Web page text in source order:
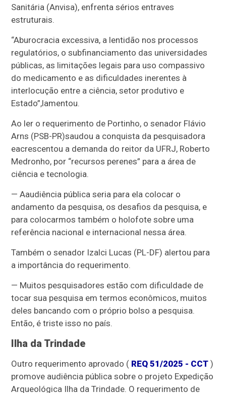
Sanitária (Anvisa), enfrenta sérios entraves
estruturais.
“Aburocracia excessiva, a lentidão nos processos
regulatórios, o subfinanciamento das universidades
públicas, as limitações legais para uso compassivo
do medicamento e as dificuldades inerentes à
interlocução entre a ciência, setor produtivo e
Estado”,lamentou.
Ao ler o requerimento de Portinho, o senador Flávio
Arns (PSB-PR)saudou a conquista da pesquisadora
eacrescentou a demanda do reitor da UFRJ, Roberto
Medronho, por “recursos perenes” para a área de
ciência e tecnologia.
— Aaudiência pública seria para ela colocar o
andamento da pesquisa, os desafios da pesquisa, e
para colocarmos também o holofote sobre uma
referência nacional e internacional nessa área.
Também o senador Izalci Lucas (PL-DF) alertou para
a importância do requerimento.
— Muitos pesquisadores estão com dificuldade de
tocar sua pesquisa em termos econômicos, muitos
deles bancando com o próprio bolso a pesquisa.
Então, é triste isso no país.
Ilha da Trindade
Outro requerimento aprovado ( REQ 51/2025 - CCT )
promove audiência pública sobre o projeto Expedição
Arqueológica Ilha da Trindade. O requerimento de